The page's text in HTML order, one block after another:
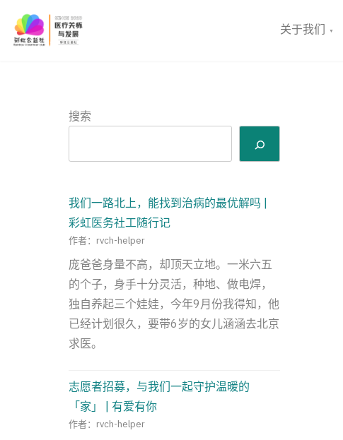
content
关于我们
搜索
我们一路北上，能找到治病的最优解吗 |
彩虹医务社工随行记
作者：rvch-helper
庞爸爸身量不高，却顶天立地。一米六五
的个子，身手十分灵活，种地、做电焊，
独自养起三个娃娃，今年9月份我得知，他
已经计划很久，要带6岁的女儿涵涵去北京
求医。
志愿者招募，与我们一起守护温暖的
「家」 | 有爱有你
作者：rvch-helper